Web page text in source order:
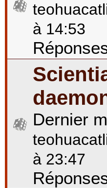
à 14:53
Dernier
à 23:47